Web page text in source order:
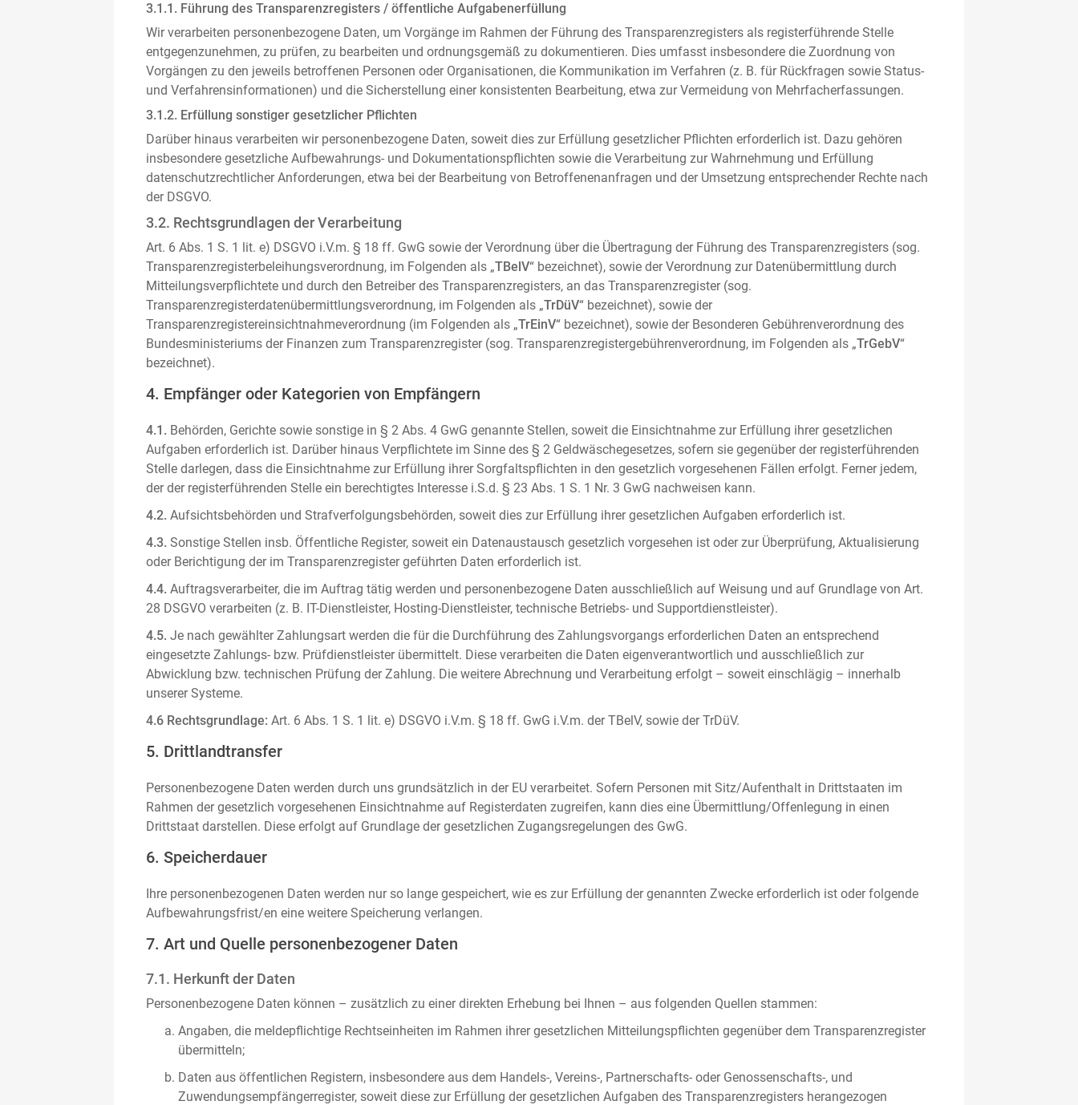
3.1.1. Führung des Transparenzregisters / öffentliche Aufgabenerfüllung
Wir verarbeiten personenbezogene Daten, um Vorgänge im Rahmen der Führung des Transparenzregisters als registerführende Stelle
entgegenzunehmen, zu prüfen, zu bearbeiten und ordnungsgemäß zu dokumentieren. Dies umfasst insbesondere die Zuordnung von
Vorgängen zu den jeweils betroffenen Personen oder Organisationen, die Kommunikation im Verfahren (z. B. für Rückfragen sowie Status-
und Verfahrensinformationen) und die Sicherstellung einer konsistenten Bearbeitung, etwa zur Vermeidung von Mehrfacherfassungen.
3.1.2. Erfüllung sonstiger gesetzlicher Pflichten
Darüber hinaus verarbeiten wir personenbezogene Daten, soweit dies zur Erfüllung gesetzlicher Pflichten erforderlich ist. Dazu gehören
insbesondere gesetzliche Aufbewahrungs- und Dokumentationspflichten sowie die Verarbeitung zur Wahrnehmung und Erfüllung
datenschutzrechtlicher Anforderungen, etwa bei der Bearbeitung von Betroffenenanfragen und der Umsetzung entsprechender Rechte nach
der DSGVO.
3.2. Rechtsgrundlagen der Verarbeitung
Art. 6 Abs. 1 S. 1 lit. e) DSGVO i.V.m. § 18 ff. GwG sowie der Verordnung über die Übertragung der Führung des Transparenzregisters (sog.
Transparenzregisterbeleihungsverordnung, im Folgenden als „TBelV“ bezeichnet), sowie der Verordnung zur Datenübermittlung durch
Mitteilungsverpflichtete und durch den Betreiber des Transparenzregisters, an das Transparenzregister (sog.
Transparenzregisterdatenübermittlungsverordnung, im Folgenden als „TrDüV“ bezeichnet), sowie der
Transparenzregistereinsichtnahmeverordnung (im Folgenden als „TrEinV“ bezeichnet), sowie der Besonderen Gebührenverordnung des
Bundesministeriums der Finanzen zum Transparenzregister (sog. Transparenzregistergebührenverordnung, im Folgenden als „TrGebV“
bezeichnet).
4. Empfänger oder Kategorien von Empfängern
4.1. Behörden, Gerichte sowie sonstige in § 2 Abs. 4 GwG genannte Stellen, soweit die Einsichtnahme zur Erfüllung ihrer gesetzlichen
Aufgaben erforderlich ist. Darüber hinaus Verpflichtete im Sinne des § 2 Geldwäschegesetzes, sofern sie gegenüber der registerführenden
Stelle darlegen, dass die Einsichtnahme zur Erfüllung ihrer Sorgfaltspflichten in den gesetzlich vorgesehenen Fällen erfolgt. Ferner jedem,
der der registerführenden Stelle ein berechtigtes Interesse i.S.d. § 23 Abs. 1 S. 1 Nr. 3 GwG nachweisen kann.
4.2. Aufsichtsbehörden und Strafverfolgungsbehörden, soweit dies zur Erfüllung ihrer gesetzlichen Aufgaben erforderlich ist.
4.3. Sonstige Stellen insb. Öffentliche Register, soweit ein Datenaustausch gesetzlich vorgesehen ist oder zur Überprüfung, Aktualisierung
oder Berichtigung der im Transparenzregister geführten Daten erforderlich ist.
4.4. Auftragsverarbeiter, die im Auftrag tätig werden und personenbezogene Daten ausschließlich auf Weisung und auf Grundlage von Art.
28 DSGVO verarbeiten (z. B. IT-Dienstleister, Hosting-Dienstleister, technische Betriebs- und Supportdienstleister).
4.5. Je nach gewählter Zahlungsart werden die für die Durchführung des Zahlungsvorgangs erforderlichen Daten an entsprechend
eingesetzte Zahlungs- bzw. Prüfdienstleister übermittelt. Diese verarbeiten die Daten eigenverantwortlich und ausschließlich zur
Abwicklung bzw. technischen Prüfung der Zahlung. Die weitere Abrechnung und Verarbeitung erfolgt – soweit einschlägig – innerhalb
unserer Systeme.
4.6 Rechtsgrundlage: Art. 6 Abs. 1 S. 1 lit. e) DSGVO i.V.m. § 18 ff. GwG i.V.m. der TBelV, sowie der TrDüV.
5. Drittlandtransfer
Personenbezogene Daten werden durch uns grundsätzlich in der EU verarbeitet. Sofern Personen mit Sitz/Aufenthalt in Drittstaaten im
Rahmen der gesetzlich vorgesehenen Einsichtnahme auf Registerdaten zugreifen, kann dies eine Übermittlung/Offenlegung in einen
Drittstaat darstellen. Diese erfolgt auf Grundlage der gesetzlichen Zugangsregelungen des GwG.
6. Speicherdauer
Ihre personenbezogenen Daten werden nur so lange gespeichert, wie es zur Erfüllung der genannten Zwecke erforderlich ist oder folgende
Aufbewahrungsfrist/en eine weitere Speicherung verlangen.
7. Art und Quelle personenbezogener Daten
7.1. Herkunft der Daten
Personenbezogene Daten können – zusätzlich zu einer direkten Erhebung bei Ihnen – aus folgenden Quellen stammen:
Angaben, die meldepflichtige Rechtseinheiten im Rahmen ihrer gesetzlichen Mitteilungspflichten gegenüber dem Transparenzregister
übermitteln;
Daten aus öffentlichen Registern, insbesondere aus dem Handels-, Vereins-, Partnerschafts- oder Genossenschafts-, und
Zuwendungsempfängerregister, soweit diese zur Erfüllung der gesetzlichen Aufgaben des Transparenzregisters herangezogen